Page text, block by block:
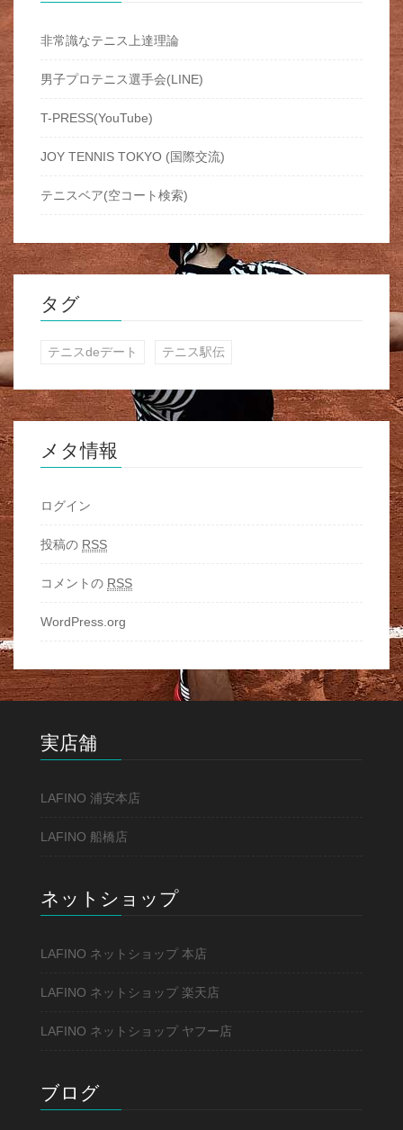
非常識なテニス上達理論
男子プロテニス選手会(LINE)
T-PRESS(YouTube)
JOY TENNIS TOKYO (国際交流)
テニスベア(空コート検索)
タグ
テニスdeデート テニス駅伝
メタ情報
ログイン
投稿の RSS
コメントの RSS
WordPress.org
実店舗
LAFINO 浦安本店
LAFINO 船橋店
ネットショップ
LAFINO ネットショップ 本店
LAFINO ネットショップ 楽天店
LAFINO ネットショップ ヤフー店
ブログ